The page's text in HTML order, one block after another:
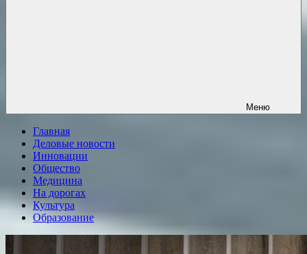
Меню
Главная
Деловые новости
Инновации
Общество
Медицина
На дорогах
Культура
Образование